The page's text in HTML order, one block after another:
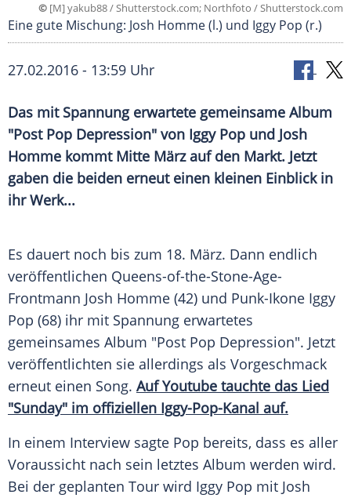
© [M] yakub88 / Shutterstock.com; Northfoto / Shutterstock.com
Eine gute Mischung: Josh Homme (l.) und Iggy Pop (r.)
27.02.2016 - 13:59 Uhr
Das mit Spannung erwartete gemeinsame Album
"Post Pop Depression" von Iggy Pop und Josh
Homme kommt Mitte März auf den Markt. Jetzt
gaben die beiden erneut einen kleinen Einblick in
ihr Werk...
Es dauert noch bis zum 18. März. Dann endlich
veröffentlichen Queens-of-the-Stone-Age-
Frontmann Josh Homme (42) und Punk-Ikone Iggy
Pop (68) ihr mit Spannung erwartetes
gemeinsames Album "Post Pop Depression". Jetzt
veröffentlichten sie allerdings als Vorgeschmack
erneut einen Song. Auf Youtube tauchte das Lied
"Sunday" im offiziellen Iggy-Pop-Kanal auf.
In einem Interview sagte Pop bereits, dass es aller
Voraussicht nach sein letztes Album werden wird.
Bei der geplanten Tour wird Iggy Pop mit Josh